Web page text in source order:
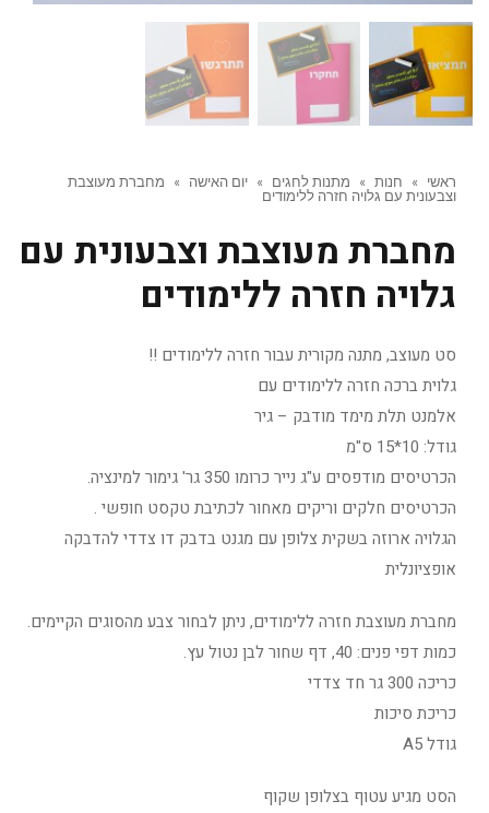
ראשי » חנות » מתנות לחגים » יום האישה »
מחברת מעוצבת
וצבעונית עם גלויה חזרה ללימודים
מחברת מעוצבת וצבעונית עם
גלויה חזרה ללימודים
סט מעוצב, מתנה מקורית עבור חזרה ללימודים !!
גלוית ברכה חזרה ללימודים עם
אלמנט תלת מימד מודבק – גיר
גודל: 10*15 ס"מ
הכרטיסים מודפסים ע"ג נייר כרומו 350 גר' גימור למינציה.
הכרטיסים חלקים וריקים מאחור לכתיבת טקסט חופשי .
הגלויה ארוזה בשקית צלופן עם מגנט בדבק דו צדדי להדבקה
אופציונלית
מחברת מעוצבת חזרה ללימודים, ניתן לבחור צבע מהסוגים הקיימים.
כמות דפי פנים: 40, דף שחור לבן נטול עץ.
כריכה 300 גר חד צדדי
כריכת סיכות
גודל A5
הסט מגיע עטוף בצלופן שקוף